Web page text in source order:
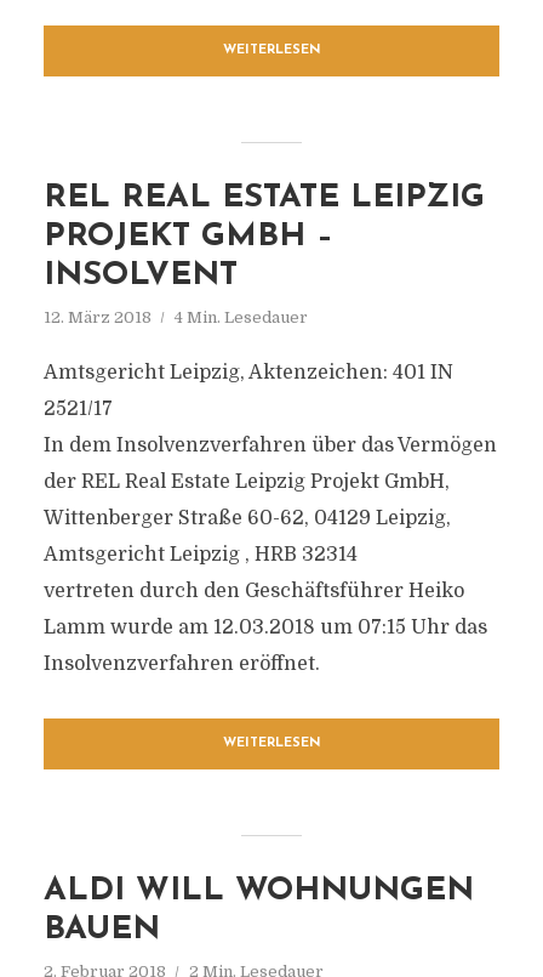
WEITERLESEN
REL REAL ESTATE LEIPZIG
PROJEKT GMBH –
INSOLVENT
12. März 2018 4 Min. Lesedauer
Amtsgericht Leipzig, Aktenzeichen: 401 IN
2521/17
In dem Insolvenzverfahren über das Vermögen
der REL Real Estate Leipzig Projekt GmbH,
Wittenberger Straße 60-62, 04129 Leipzig,
Amtsgericht Leipzig , HRB 32314
vertreten durch den Geschäftsführer Heiko
Lamm wurde am 12.03.2018 um 07:15 Uhr das
Insolvenzverfahren eröffnet.
WEITERLESEN
ALDI WILL WOHNUNGEN
BAUEN
2. Februar 2018 2 Min. Lesedauer